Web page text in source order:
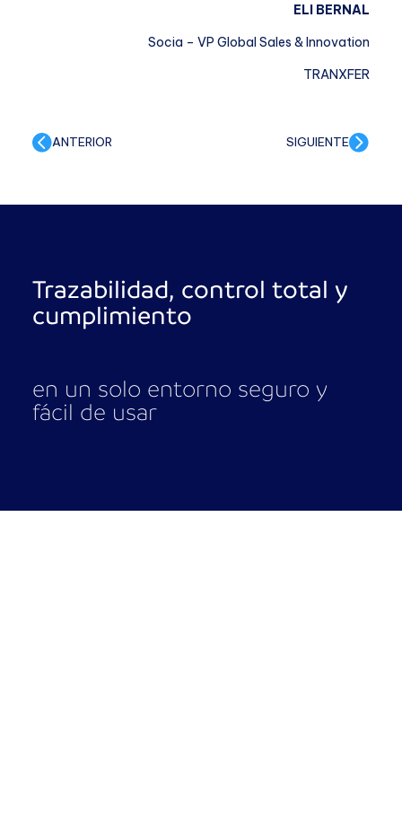
ELI BERNAL
Socia – VP Global Sales & Innovation
TRANXFER
ANTERIOR SIGUIENTE
Trazabilidad, control total y
cumplimiento
en un solo entorno seguro y
fácil de usar